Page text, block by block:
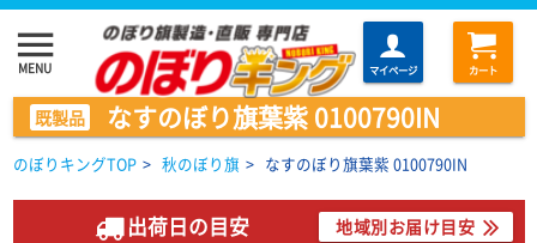
menu
MENU マイページ カート
既製品 なすのぼり旗葉紫 0100790IN
のぼりキングTOP > 秋のぼり旗 > なすのぼり旗葉紫 0100790IN
出荷日の目安 地域別お届け目安